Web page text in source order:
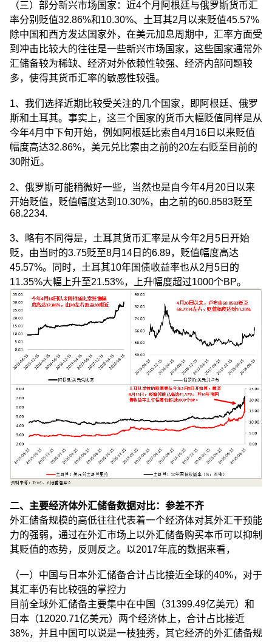
（三）部分新兴市场国家：近4个月阿根廷与俄罗斯货币汇
率分别贬值32.86%和10.30%、土耳其2月以来贬值45.57%
除中国和西方发达国家外，在美元加息周期中，汇率方面受
到冲击比较大的往往是一些新兴市场国家，这些国家通常外
汇储备较为稀缺、经济对外依赖性较强、经济内部问题较
多，使得其货币汇率的敏感性较强。
1、我们选择近期比较受关注的几个国家，即阿根廷、俄罗
斯和土耳其。事实上，这三个国家的货币大幅贬值同样是从
今年4月中下旬开始，例如阿根廷比索自4月16日以来贬值
幅度高达32.86%，美元兑比索由之前的20左右贬至目前的
30附近。
2、俄罗斯可能稍微好一些，当然也是自今年4月20日以来
开始贬值，贬值幅度达到10.30%，由之前的60.8583贬至
68.2234.
3、略有不同得是，土耳其货币汇率是从今年2月5日开始
贬，由当时的3.75贬至8月14日的6.89，贬值幅度高达
45.57%。同时，土耳其10年国债收益率也从2月5日的
11.35%大幅上升至21.53%，上升幅度超过1000个BP。
二、主要经济体外汇储备数据对比：参差不齐
外汇储备规模的高低往往代表着一个经济体对其外汇干预能
力的强弱，通过在外汇市场上以外汇储备购买本币可以抑制
其贬值的态势，反则反之。以2017年底的数据来看，
（一）中国与日本外汇储备合计占比接近全球的40%，对于
其汇率仍有比较强的掌控力
目前全球外汇储备主要集中在中国（31399.49亿美元）和
日本（12020.71亿美元）两个经济体上，合计占比接近
38%，并且中国可以说是一枝独秀，其它经济的外汇储备规